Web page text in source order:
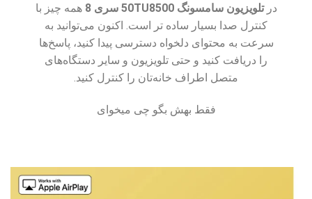
درتلویزیون سامسونگ 50TU8500 سری 8
همه چیز با
کنترل صدا بسیار ساده تر است. اکنون می‌توانید به
سرعت به محتوای دلخواه دسترسی پیدا کنید، پاسخ‌ها
را دریافت کنید و حتی تلویزیون و سایر دستگاه‌های
متصل اطراف خانه‌تان را کنترل کنید.
فقط بهش بگو چی میخوای